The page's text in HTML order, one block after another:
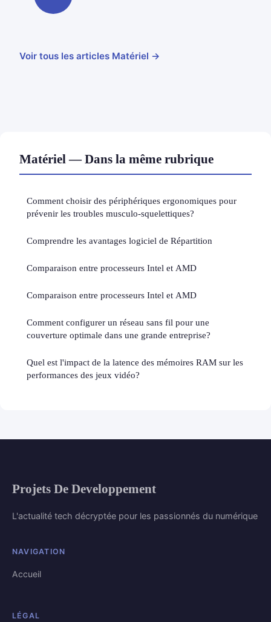
Voir tous les articles Matériel →
Matériel — Dans la même rubrique
Comment choisir des périphériques ergonomiques pour
prévenir les troubles musculo-squelettiques?
Comprendre les avantages logiciel de Répartition
Comparaison entre processeurs Intel et AMD
Comparaison entre processeurs Intel et AMD
Comment configurer un réseau sans fil pour une
couverture optimale dans une grande entreprise?
Quel est l'impact de la latence des mémoires RAM sur les
performances des jeux vidéo?
Projets De Developpement
L'actualité tech décryptée pour les passionnés du numérique
NAVIGATION
Accueil
LÉGAL